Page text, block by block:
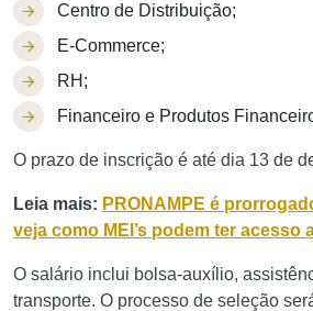
Centro de Distribuição;
E-Commerce;
RH;
Financeiro e Produtos
O prazo de inscrição é até dia 13 de
Leia mais: PRONAMPE é
veja como MEI’s podem ter acesso
O salário inclui bolsa-auxílio,
transporte. O processo de seleção